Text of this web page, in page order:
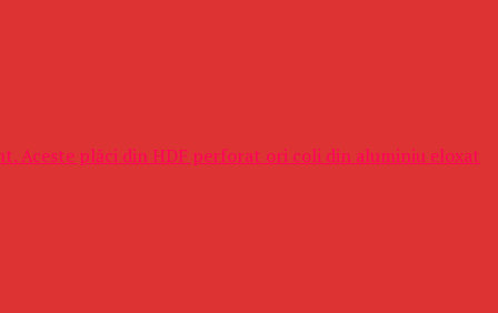
Aceste plăci din HDF perforat ori coli din aluminiu eloxat